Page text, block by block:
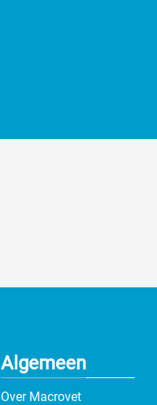
Algemeen
Over Macrovet